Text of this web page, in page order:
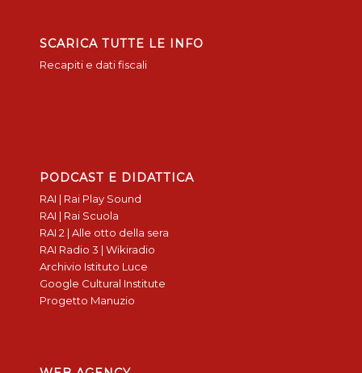
SCARICA TUTTE LE INFO
Recapiti e dati fiscali
PODCAST E DIDATTICA
RAI | Rai Play Sound
RAI | Rai Scuola
RAI 2 | Alle otto della sera
RAI Radio 3 | Wikiradio
Archivio Istituto Luce
Google Cultural Institute
Progetto Manuzio